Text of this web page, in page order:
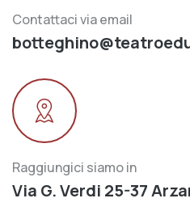
Contattaci via email
Raggiungici siamo in
Via G. Verdi 25-37